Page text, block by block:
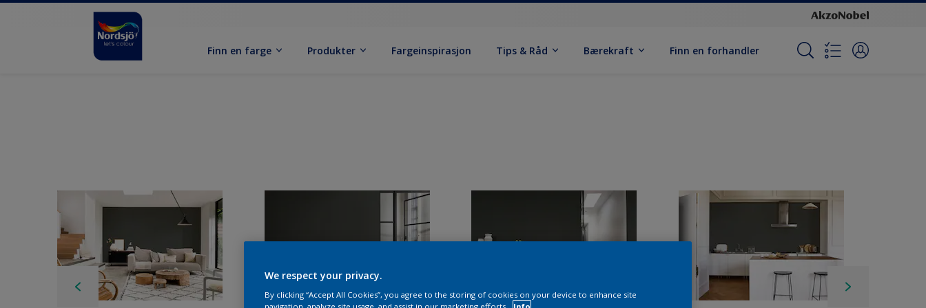
Finn en farge Produkter Fargeinspirasjon Tips & Råd Bærekraft Finn en forhandler
We respect your privacy.
By clicking “Accept All Cookies”, you agree to the storing of cookies on your device to enhance site